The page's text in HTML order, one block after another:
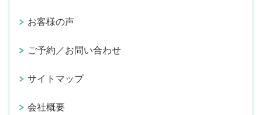
お客様の声
ご予約／お問い合わせ
サイトマップ
会社概要